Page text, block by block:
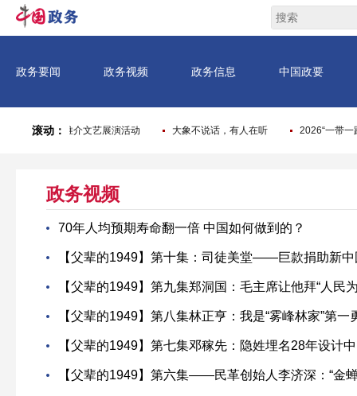
政务视频
70年人均预期寿命翻一倍 中国如何做到的？
【父辈的1949】第十集：司徒美堂——巨款捐助新
【父辈的1949】第九集郑洞国：毛主席让他拜“人民
【父辈的1949】第八集林正亨：我是“雾峰林家”第一
【父辈的1949】第七集邓稼先：隐姓埋名28年设计
【父辈的1949】第六集——民革创始人李济深：“金